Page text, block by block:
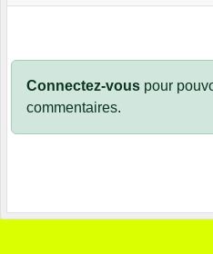
Connectez-vous pour
commentaires.